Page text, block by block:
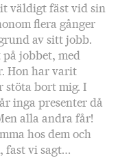
väldigt fäst vid sin
flera gånger
av sitt jobb.
jobbet, med
Hon har varit
stöta bort mig. I
inga presenter då
alla andra får!
hos dem och
fast vi sagt…